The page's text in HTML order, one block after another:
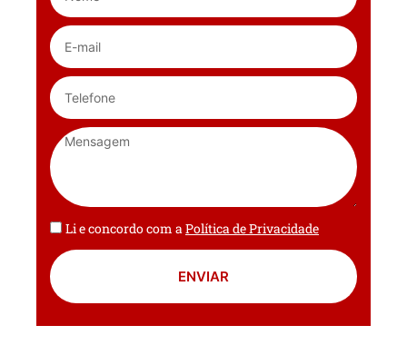
Li e concordo com aPolítica de Privacidade
ENVIAR